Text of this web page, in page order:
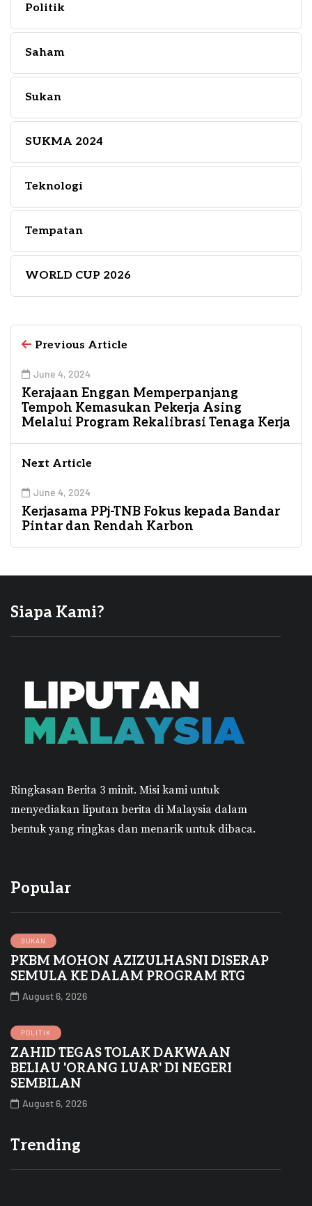
Politik
Saham
Sukan
SUKMA 2024
Teknologi
Tempatan
WORLD CUP 2026
Previous Article
June 4, 2024
Kerajaan Enggan Memperpanjang
Tempoh Kemasukan Pekerja Asing
Melalui Program Rekalibrasi Tenaga Kerja
Next Article
June 4, 2024
Kerjasama PPj-TNB Fokus kepada Bandar
Pintar dan Rendah Karbon
Siapa Kami?
Ringkasan Berita 3 minit. Misi kami untuk
menyediakan liputan berita di Malaysia dalam
bentuk yang ringkas dan menarik untuk dibaca.
Popular
SUKAN
PKBM MOHON AZIZULHASNI DISERAP
SEMULA KE DALAM PROGRAM RTG
August 6, 2026
POLITIK
ZAHID TEGAS TOLAK DAKWAAN
BELIAU 'ORANG LUAR' DI NEGERI
SEMBILAN
August 6, 2026
Trending